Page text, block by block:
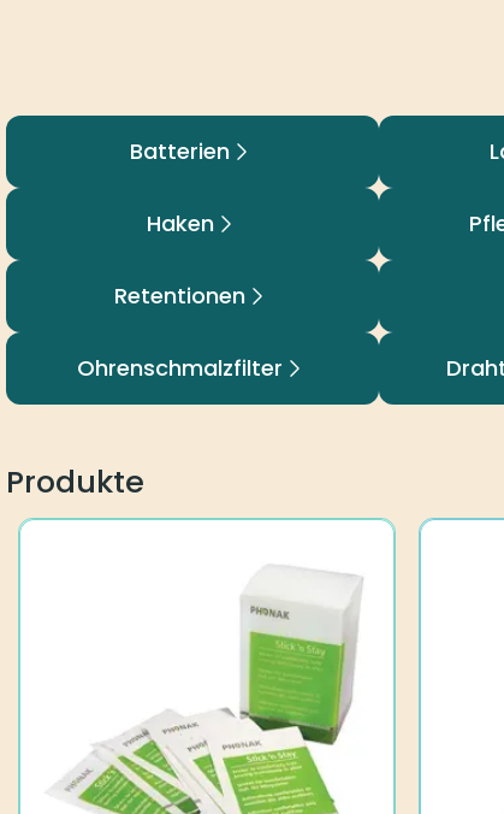
Batterien
Haken
Retentionen
Ohrenschmalzfilter
Produkte